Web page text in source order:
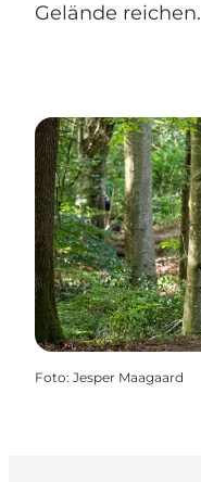
Gelände reichen.
Foto: Jesper Maagaard